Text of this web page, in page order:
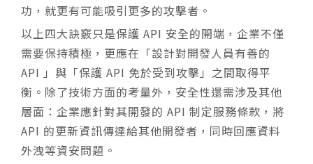
功，就更有可能吸引更多的攻擊者。
以上四大訣竅只是保護 API 安全的開端，企業不僅
需要保持積極，更應在「設計對開發人員有善的
API 」與「保護 API 免於受到攻擊」之間取得平
衡。除了技術方面的考量外，安全性還需涉及其他
層面：企業應針對其開發的 API 制定服務條款，將
API 的更新資訊傳達給其他開發者，同時回應資料
外洩等資安問題。